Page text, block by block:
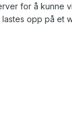
for å kunne
opp på et